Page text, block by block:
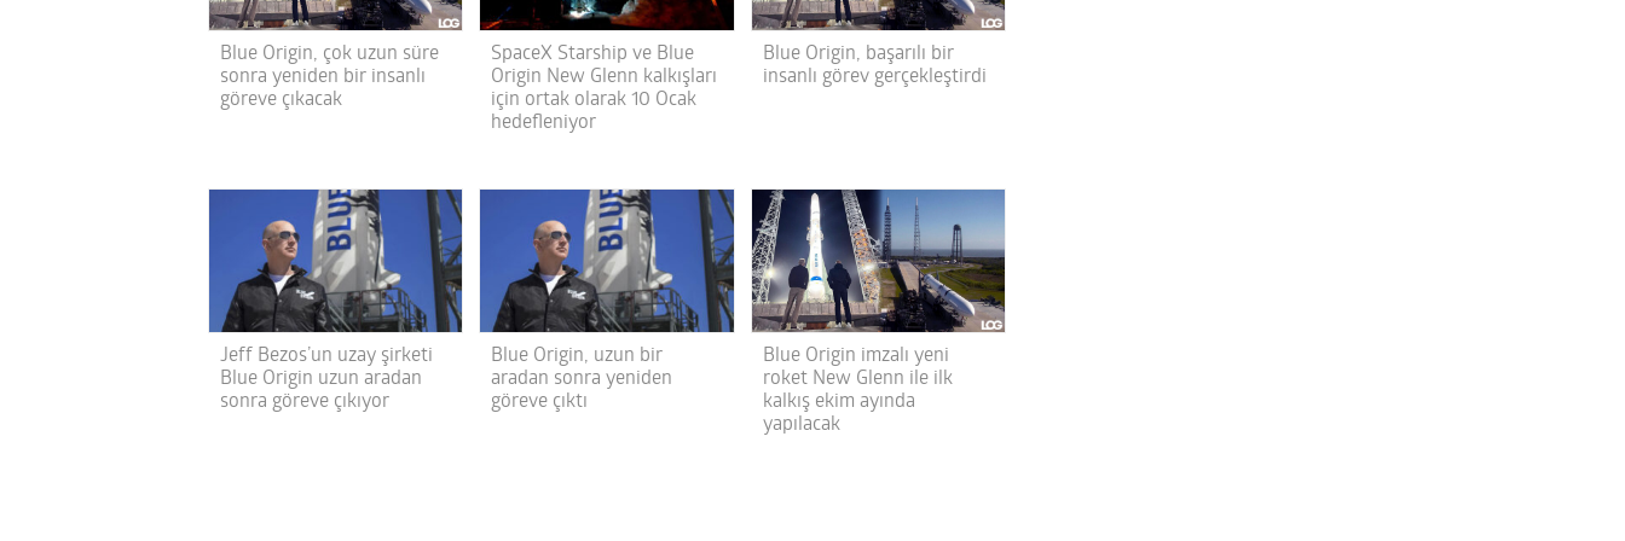
Blue Origin, çok uzun süre
sonra yeniden bir insanlı
göreve çıkacak
SpaceX Starship ve Blue
Origin New Glenn kalkışları
için ortak olarak 10 Ocak
hedefleniyor
Blue Origin, başarılı bir
insanlı görev gerçekleştirdi
Jeff Bezos’un uzay şirketi
Blue Origin uzun aradan
sonra göreve çıkıyor
Blue Origin, uzun bir
aradan sonra yeniden
göreve çıktı
Blue Origin imzalı yeni
roket New Glenn ile ilk
kalkış ekim ayında
yapılacak